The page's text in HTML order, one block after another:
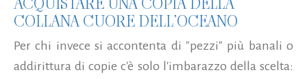
COLLANA CUORE DELL’OCEANO
Per chi invece si accontenta di "pezzi" più banali o
addirittura di copie c'è solo l'imbarazzo della scelta: